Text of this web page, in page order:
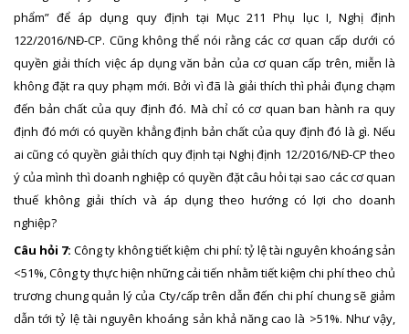
phẩm” để áp dụng quy định tại Mục 211 Phụ lục I, Nghị định
122/2016/NĐ-CP. Cũng không thể nói rằng các cơ quan cấp dưới có
quyền giải thích việc áp dụng văn bản của cơ quan cấp trên, miễn là
không đặt ra quy phạm mới. Bởi vì đã là giải thích thì phải đụng chạm
đến bản chất của quy định đó. Mà chỉ có cơ quan ban hành ra quy
định đó mới có quyền khẳng định bản chất của quy định đó là gì. Nếu
ai cũng có quyền giải thích quy định tại Nghị định 12/2016/NĐ-CP theo
ý của mình thì doanh nghiệp có quyền đặt câu hỏi tại sao các cơ quan
thuế không giải thích và áp dụng theo hướng có lợi cho doanh
nghiệp?
Câu hỏi 7: Công ty không tiết kiệm chi phí: tỷ lệ tài nguyên khoáng sản
<51%, Công ty thực hiện những cải tiến nhằm tiết kiệm chi phí theo chủ
trương chung quản lý của Cty/cấp trên dẫn đến chi phí chung sẽ giảm
dẫn tới tỷ lệ tài nguyên khoáng sản khả năng cao là >51%. Như vậy,